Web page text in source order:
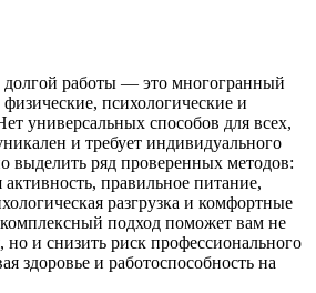
долгой работы — это многогранный
психологические и
универсальных способов для всех,
и требует индивидуального
выделить ряд проверенных методов:
активность, правильное питание,
разгрузка и комфортные
комплексный подход поможет вам не
но и снизить риск профессионального
здоровье и работоспособность на